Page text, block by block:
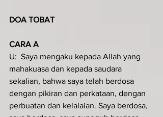
DOA TOBAT
CARA A
U:  Saya mengaku kepada Allah yang
mahakuasa dan kepada saudara
sekalian, bahwa saya telah berdosa
dengan pikiran dan perkataan, dengan
perbuatan dan kelalaian. Saya berdosa,